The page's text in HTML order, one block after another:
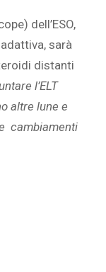
dell’ESO,
sarà
distanti
l’ELT
altre lune e
cambiamenti